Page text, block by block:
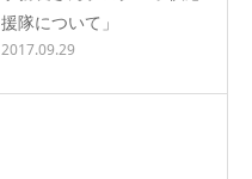
援隊について」
2017.09.29